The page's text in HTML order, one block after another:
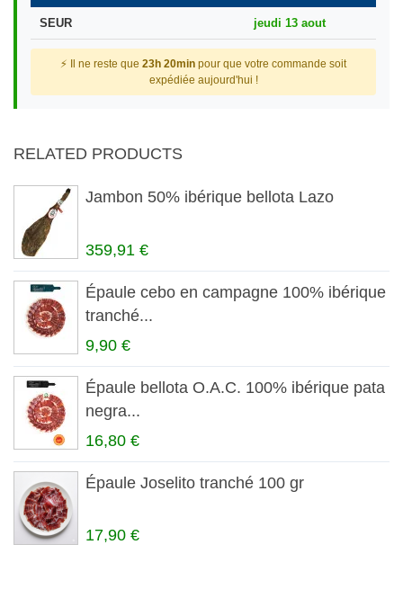
SEUR jeudi 13 aout
⚡ Il ne reste que 23h 20min pour que votre commande soit
expédiée aujourd'hui !
RELATED PRODUCTS
Jambon 50% ibérique bellota Lazo
359,91 €
Épaule cebo en campagne 100% ibérique
tranché...
9,90 €
Épaule bellota O.A.C. 100% ibérique pata
negra...
16,80 €
Épaule Joselito tranché 100 gr
17,90 €